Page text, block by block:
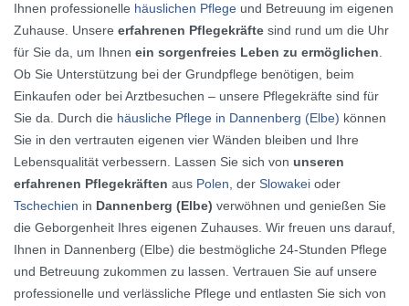
Ihnen professionelle häuslichen Pflege und Betreuung im eigenen
Zuhause. Unsere erfahrenen Pflegekräfte sind rund um die Uhr
für Sie da, um Ihnen ein sorgenfreies Leben zu ermöglichen
Ob Sie Unterstützung bei der Grundpflege benötigen, beim
Einkaufen oder bei Arztbesuchen – unsere Pflegekräfte sind für
Sie da. Durch die häusliche Pflege in Dannenberg (Elbe) können
Sie in den vertrauten eigenen vier Wänden bleiben und Ihre
Lebensqualität verbessern. Lassen Sie sich von unseren
erfahrenen Pflegekräften aus Polen , der Slowakei oder
Tschechien in Dannenberg (Elbe) verwöhnen und genießen Sie
die Geborgenheit Ihres eigenen Zuhauses. Wir freuen uns darauf,
Ihnen in Dannenberg (Elbe) die bestmögliche 24-Stunden Pflege
und Betreuung zukommen zu lassen. Vertrauen Sie auf unsere
professionelle und verlässliche Pflege und entlasten Sie sich von